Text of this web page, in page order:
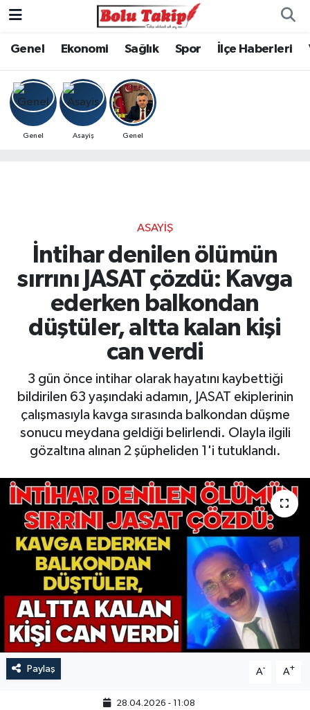
Genel Ekonomi Sağlık Spor İlçe Haberleri
Genel Asayiş Genel
ASAYIŞ
İntihar denilen ölümün
sırrını JASAT çözdü: Kavga
ederken balkondan
düştüler, altta kalan kişi
can verdi
3 gün önce intihar olarak hayatını kaybettiği
bildirilen 63 yaşındaki adamın, JASAT ekiplerinin
çalışmasıyla kavga sırasında balkondan düşme
sonucu meydana geldiği belirlendi. Olayla ilgili
gözaltına alınan 2 şüpheliden 1'i tutuklandı.
Paylaş A- A+
28.04.2026 - 11:08